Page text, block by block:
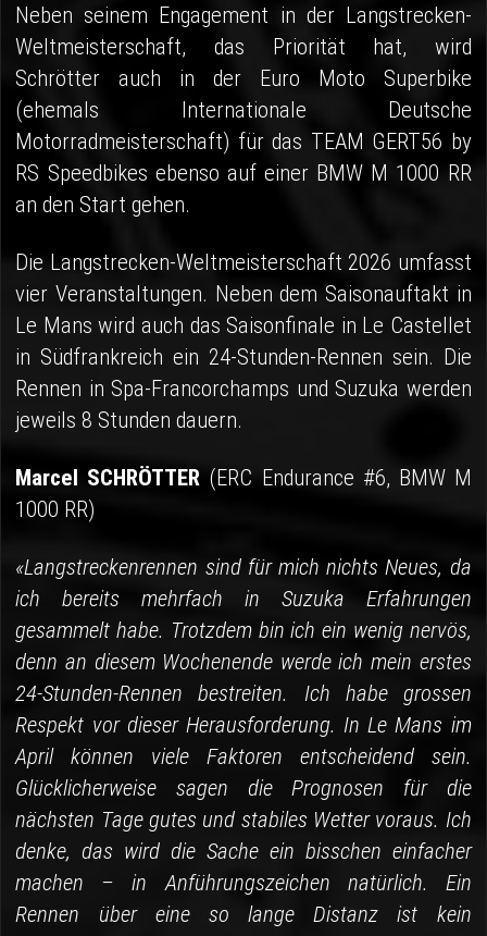
Neben seinem Engagement in der Langstrecken-
Weltmeisterschaft, das Priorität hat, wird
Schrötter auch in der Euro Moto Superbike
(ehemals Internationale Deutsche
Motorradmeisterschaft) für das TEAM GERT56 by
RS Speedbikes ebenso auf einer BMW M 1000 RR
an den Start gehen.
Die Langstrecken-Weltmeisterschaft 2026 umfasst
vier Veranstaltungen. Neben dem Saisonauftakt in
Le Mans wird auch das Saisonfinale in Le Castellet
in Südfrankreich ein 24-Stunden-Rennen sein. Die
Rennen in Spa-Francorchamps und Suzuka werden
jeweils 8 Stunden dauern.
Marcel SCHRÖTTER (ERC Endurance #6, BMW M
1000 RR)
«Langstreckenrennen sind für mich nichts Neues, da
ich bereits mehrfach in Suzuka Erfahrungen
gesammelt habe. Trotzdem bin ich ein wenig nervös,
denn an diesem Wochenende werde ich mein erstes
24-Stunden-Rennen bestreiten. Ich habe grossen
Respekt vor dieser Herausforderung. In Le Mans im
April können viele Faktoren entscheidend sein.
Glücklicherweise sagen die Prognosen für die
nächsten Tage gutes und stabiles Wetter voraus. Ich
denke, das wird die Sache ein bisschen einfacher
machen – in Anführungszeichen natürlich. Ein
Rennen über eine so lange Distanz ist kein